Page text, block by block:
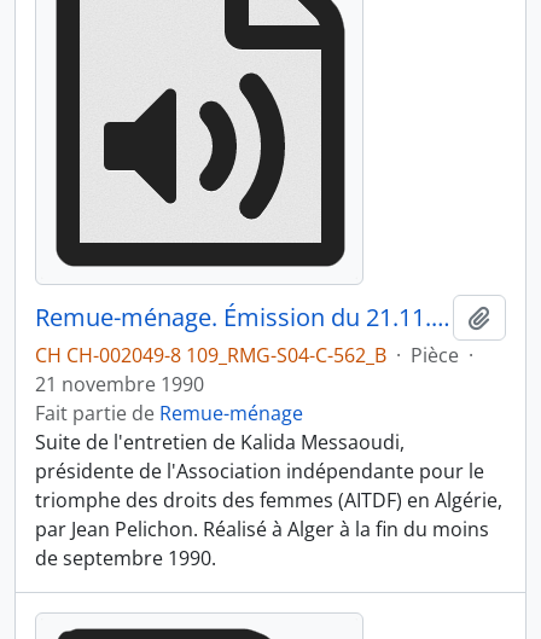
Remue-ménage. Émission du 21.11.1990 2/3
CH CH-002049-8 109_RMG-S04-C-562_B · Pièce ·
21 novembre 1990
Fait partie de Remue-ménage
Suite de l'entretien de Kalida Messaoudi,
présidente de l'Association indépendante pour le
triomphe des droits des femmes (AITDF) en Algérie,
par Jean Pelichon. Réalisé à Alger à la fin du moins
de septembre 1990.